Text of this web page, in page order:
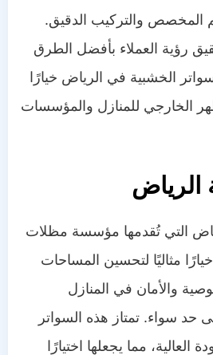
المخصص والتركيب الدقيق.
رؤية العملاء بأفضل الطرق
الخشبية في الرياض خيارًا
الخارجي للمنازل والمؤسسات
الرياض
التي تُقدمها مؤسسة مظلات
مثاليًا لتحسين المساحات
والأمان في المنازل
حد سواء. تمتاز هذه السواتر
العالية، مما يجعلها اختيارًا